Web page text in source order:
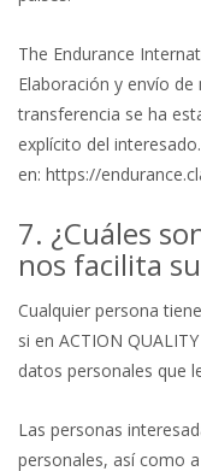
The Endurance
Elaboración y envío
transferencia se ha
explícito del
en: https://
7. ¿Cuáles
nos facilita
Cualquier persona
si en ACTION
datos personales que
Las personas
personales, así como